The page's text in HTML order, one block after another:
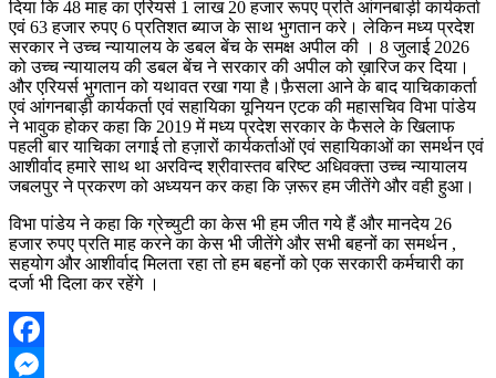
दिया कि 48 माह का एरियर्स 1 लाख 20 हजार रूपए प्रति आंगनबाड़ी कार्यकर्ता
एवं 63 हजार रुपए 6 प्रतिशत ब्याज के साथ भुगतान करे। लेकिन मध्य प्रदेश
सरकार ने उच्च न्यायालय के डबल बेंच के समक्ष अपील की । 8 जुलाई 2026
को उच्च न्यायालय की डबल बेंच ने सरकार की अपील को ख़ारिज कर दिया।
और एरियर्स भुगतान को यथावत रखा गया है।फ़ैसला आने के बाद याचिकाकर्ता
एवं आंगनबाड़ी कार्यकर्ता एवं सहायिका यूनियन एटक की महासचिव विभा पांडेय
ने भावुक होकर कहा कि 2019 में मध्य प्रदेश सरकार के फैसले के खिलाफ
पहली बार याचिका लगाई तो हज़ारों कार्यकर्ताओं एवं सहायिकाओं का समर्थन एवं
आशीर्वाद हमारे साथ था अरविन्द श्रीवास्तव बरिष्ट अधिवक्ता उच्च न्यायालय
जबलपुर ने प्रकरण को अध्ययन कर कहा कि ज़रूर हम जीतेंगे और वही हुआ।
विभा पांडेय ने कहा कि ग्रेच्युटी का केस भी हम जीत गये हैं और मानदेय 26
हजार रुपए प्रति माह करने का केस भी जीतेंगे और सभी बहनों का समर्थन ,
सहयोग और आशीर्वाद मिलता रहा तो हम बहनों को एक सरकारी कर्मचारी का
दर्जा भी दिला कर रहेंगे ।
Facebook